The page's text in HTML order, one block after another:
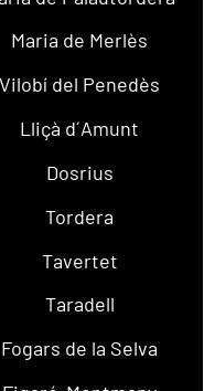
Maria de Merlès
Vilobí del Penedès
Lliçà d´Amunt
Dosrius
Tordera
Tavertet
Taradell
Fogars de la Selva